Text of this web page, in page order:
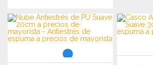
PEDIR
Solicitar un presupuesto